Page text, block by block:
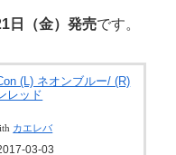
日（金）発売です。
(L) ネオンブルー/ (R)
レッド
カエレバ
03-03